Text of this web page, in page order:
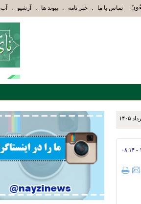
الْقَوْلَ فَيَتَّبِعُونَ أَحْسَنَهُ أُوْلَئِكَ الَّذِينَ هَدَاهُمُ اللَّهُ
تماس با ما . خبر نامه . پیوند ها . آرشیو . آب